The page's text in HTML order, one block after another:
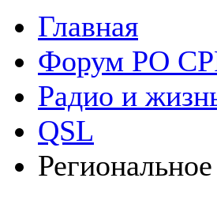
Главная
Форум РО
Радио и
QSL